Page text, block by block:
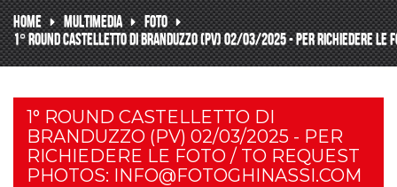
HOME MULTIMEDIA
FOTO
1° ROUND CASTELLETTO DI BRANDUZZO (PV) 02/03/2025 - PER RICHIEDERE LE
1° ROUND CASTELLETTO DI
BRANDUZZO (PV) 02/03/2025 - PER
RICHIEDERE LE FOTO / TO REQUEST
PHOTOS: INFO@FOTOGHINASSI.COM